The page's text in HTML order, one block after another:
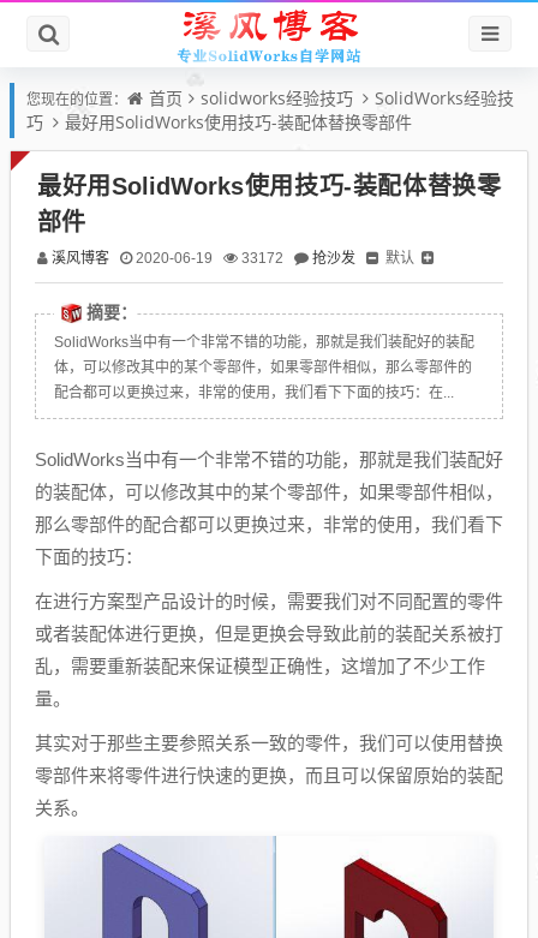
您现在的位置： 首页 solidworks经验技巧
SolidWorks经验技
巧
最好用SolidWorks使用技巧-装配体替换零部件
最好用SolidWorks使用技巧-装配体替换零
部件
溪风博客 2020-06-19 33172 抢沙发 默认
摘要：
SolidWorks当中有一个非常不错的功能，那就是我们装配好的装配
体，可以修改其中的某个零部件，如果零部件相似，那么零部件的
配合都可以更换过来，非常的使用，我们看下下面的技巧：在...
SolidWorks当中有一个非常不错的功能，那就是我们装配好
的装配体，可以修改其中的某个零部件，如果零部件相似，
那么零部件的配合都可以更换过来，非常的使用，我们看下
下面的技巧：
在进行方案型产品设计的时候，需要我们对不同配置的零件
或者装配体进行更换，但是更换会导致此前的装配关系被打
乱，需要重新装配来保证模型正确性，这增加了不少工作
量。
其实对于那些主要参照关系一致的零件，我们可以使用替换
零部件来将零件进行快速的更换，而且可以保留原始的装配
关系。